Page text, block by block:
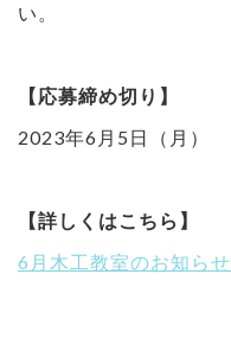
い。
【応募締め切り】
2023年6月5日（月）
【詳しくはこちら】
6月木工教室のお知らせ